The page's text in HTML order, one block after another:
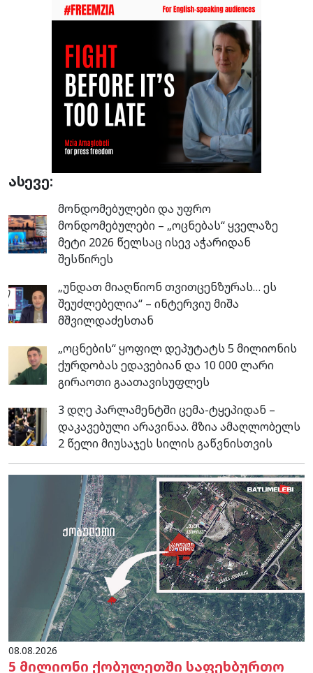
ასევე:
მონდომებულები და უფრო
მონდომებულები – „ოცნებას“ ყველაზე
მეტი 2026 წელსაც ისევ აჭარიდან
შესწირეს
„უნდათ მიაღწიონ თვითცენზურას… ეს
შეუძლებელია“ – ინტერვიუ მიშა
მშვილდაძესთან
„ოცნების“ ყოფილ დეპუტატს 5 მილიონის
ქურდობას ედავებიან და 10 000 ლარი
გირაოთი გაათავისუფლეს
3 დღე პარლამენტში ცემა-ტყეპიდან –
დაკავებული არავინაა. მზია ამაღლობელს
2 წელი მიუსაჯეს სილის გაწვნისთვის
08.08.2026
5 მილიონი ქობულეთში საფეხბურთო